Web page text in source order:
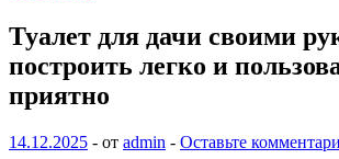
Туалет для дачи своими
построить легко и
приятно
14.12.2025 - от admin - Оставьте